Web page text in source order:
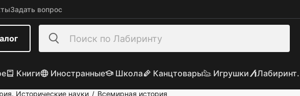
Задать вопрос
Книги Иностранные Школа Канцтовары Игрушки
Исторические науки / Всемирная история